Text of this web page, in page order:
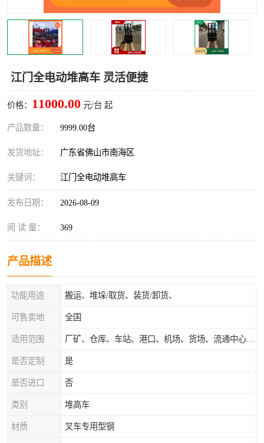
江门全电动堆高车 灵活便捷
价格： 11000.00 元/台 起
产品数量： 9999.00台
发货地址： 广东省佛山市南海区
关键词： 江门全电动堆高车
发布日期： 2026-08-09
阅 读 量： 369
产品描述
功能用途 搬运、堆垛/取货、装货/卸货、
可售卖地 全国
适用范围
是否定制 是
是否进口 否
类别 堆高车
材质 叉车专用型钢